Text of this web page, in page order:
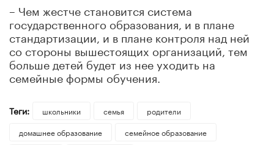
– Чем жестче становится система
государственного образования, и в плане
стандартизации, и в плане контроля над ней
со стороны вышестоящих организаций, тем
больше детей будет из нее уходить на
семейные формы обучения.
Теги: школьники семья
родители
домашнее образование
семейное образование